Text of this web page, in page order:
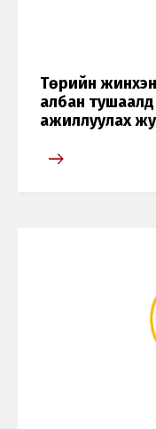
Төрийн
албан
ажиллуулах